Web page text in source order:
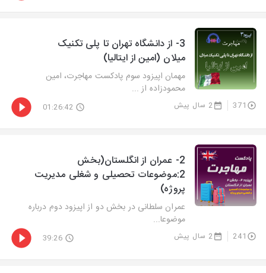
3- از دانشگاه تهران تا پلی تکنیک
میلان (امین از ایتالیا)
مهمان اپیزود سوم پادکست مهاجرت، امین
محمودزاده از ...
371 2 سال پیش 01:26:42
2- عمران از انگلستان(بخش
2:موضوعات تحصیلی و شغلی مدیریت
پروژه)
عمران سلطانی در بخش دو از اپیزود دوم درباره
موضوعا...
241 2 سال پیش 39:26